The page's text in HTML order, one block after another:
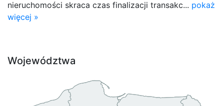
nieruchomości skraca czas finalizacji transakc... pokaż
więcej »
Województwa